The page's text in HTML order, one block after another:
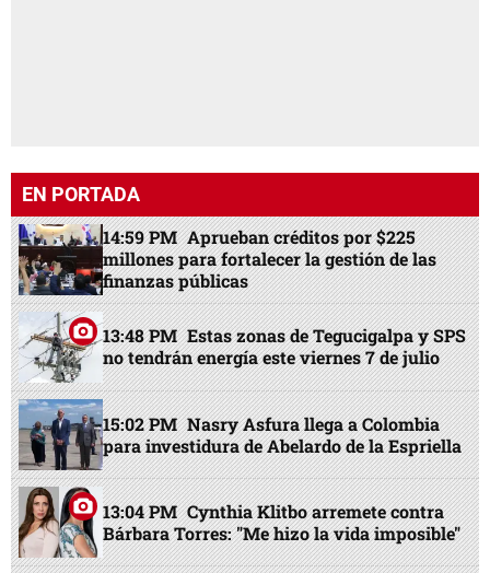
EN PORTADA
14:59 PM Aprueban créditos por $225
millones para fortalecer la gestión de las
finanzas públicas
13:48 PM Estas zonas de Tegucigalpa y SPS
no tendrán energía este viernes 7 de julio
15:02 PM Nasry Asfura llega a Colombia
para investidura de Abelardo de la Espriella
13:04 PM Cynthia Klitbo arremete contra
Bárbara Torres: "Me hizo la vida imposible"